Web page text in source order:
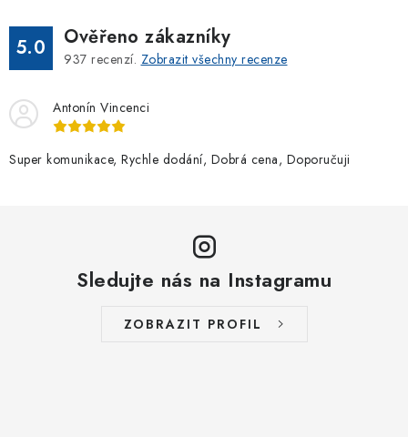
5.0 Ověřeno zákazníky
937 recenzí. Zobrazit všechny recenze
Antonín Vincenci
Super komunikace, Rychle dodání, Dobrá cena, Doporučuji
Sledujte nás na Instagramu
ZOBRAZIT PROFIL